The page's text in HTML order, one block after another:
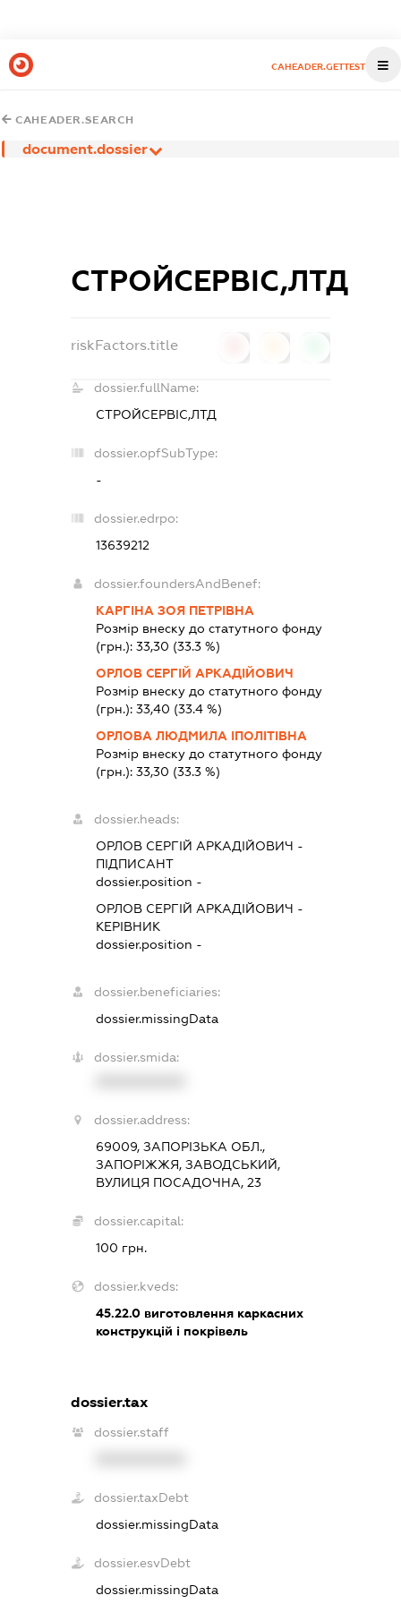
CAHEADER.GETTEST
CAHEADER.SEARCH
document.dossier
СТРОЙСЕРВІС,ЛТД
riskFactors.title
dossier.fullName:
СТРОЙСЕРВІС,ЛТД
dossier.opfSubType:
-
dossier.edrpo:
13639212
dossier.foundersAndBenef:
КАРГІНА ЗОЯ ПЕТРІВНА
Розмір внеску до статутного фонду
(грн.): 33,30 (33.3 %)
ОРЛОВ СЕРГІЙ АРКАДІЙОВИЧ
Розмір внеску до статутного фонду
(грн.): 33,40 (33.4 %)
ОРЛОВА ЛЮДМИЛА ІПОЛІТІВНА
Розмір внеску до статутного фонду
(грн.): 33,30 (33.3 %)
dossier.heads:
ОРЛОВ СЕРГІЙ АРКАДІЙОВИЧ -
ПІДПИСАНТ
dossier.position -
ОРЛОВ СЕРГІЙ АРКАДІЙОВИЧ -
КЕРІВНИК
dossier.position -
dossier.beneficiaries:
dossier.missingData
dossier.smida:
dossier.address:
69009, ЗАПОРІЗЬКА ОБЛ.,
ЗАПОРІЖЖЯ, ЗАВОДСЬКИЙ,
ВУЛИЦЯ ПОСАДОЧНА, 23
dossier.capital:
100 грн.
dossier.kveds:
45.22.0виготовлення каркасних
конструкцій і покрівель
dossier.tax
dossier.staff
dossier.taxDebt
dossier.missingData
dossier.esvDebt
dossier.missingData